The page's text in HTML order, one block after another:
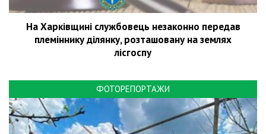
На Харківщині службовець незаконно передав
племіннику ділянку, розташовану на землях
лісгоспу
ФОТОРЕПОРТАЖИ